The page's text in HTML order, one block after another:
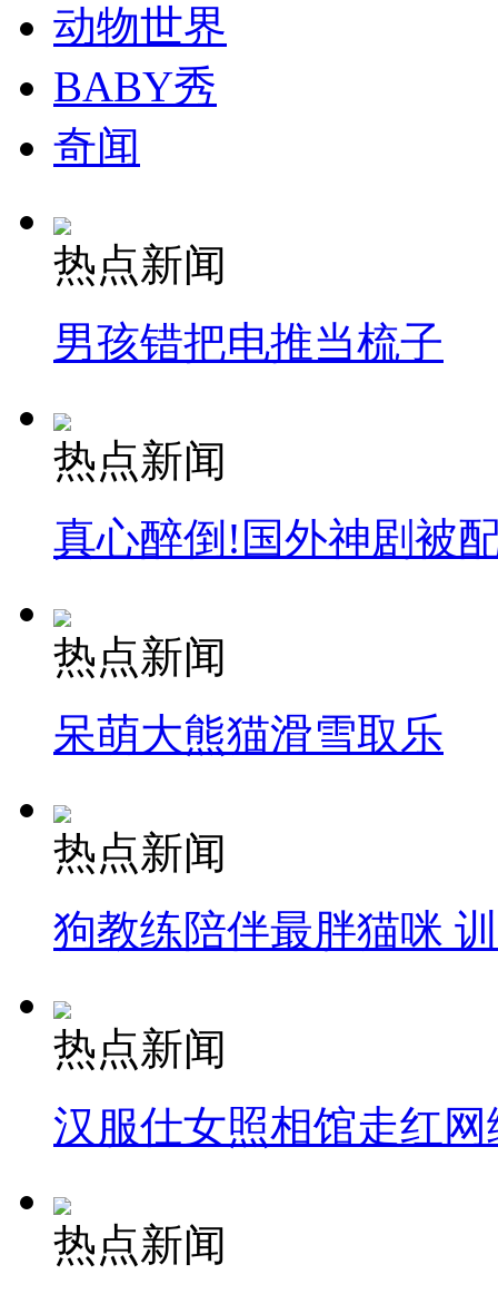
消防员救轻生者 花炮节热闹非凡
司机酒驾遇交警 急速倒车逃窜
动物世界
BABY秀
奇闻
热点新闻
男孩错把电推当梳子
热点新闻
真心醉倒!国外神剧被
热点新闻
呆萌大熊猫滑雪取乐
热点新闻
狗教练陪伴最胖猫咪
热点新闻
汉服仕女照相馆走红网
热点新闻